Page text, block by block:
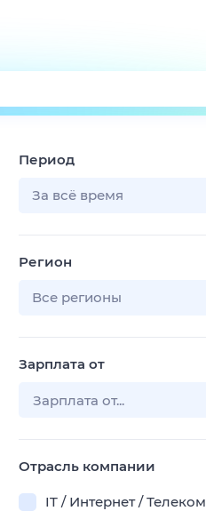
Поиск
ТВ-программа
Период
За всё время
Регион
Все регионы
Зарплата от
Отрасль компании
IT / Интернет / Телеком